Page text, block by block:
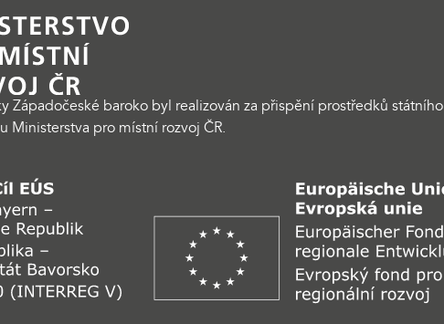
Západočeské baroko byl realizován za přispění prostředků státního
Ministerstva pro místní rozvoj ČR.